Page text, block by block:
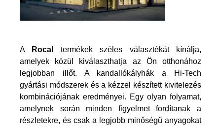
A Rocal
termékek széles választékát kínálja,
amelyek közül kiválaszthatja az Ön otthonához
legjobban illőt. A kandallókályhák a Hi-Tech
gyártási módszerek és a kézzel készített kivitelezés
kombinációjának eredményei. Egy olyan folyamat,
amelynek során minden figyelmet fordítanak a
részletekre, és csak a legjobb minőségű anyagokat